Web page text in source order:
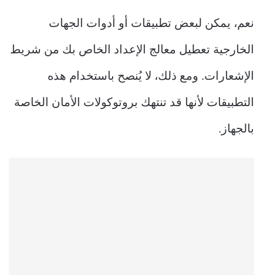
نعم، يمكن لبعض تطبيقات أو أدوات الجهات
الخارجية تعطيل معالج الإعداد الخاص بك من شريط
الإشعارات. ومع ذلك، لا يُنصح باستخدام هذه
التطبيقات لأنها قد تنتهك بروتوكولات الأمان الخاصة
بالجهاز.